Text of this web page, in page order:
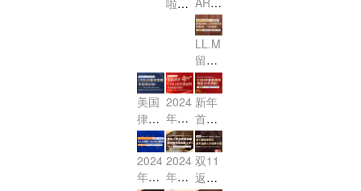
单选
题 公
开课
邀您
参
加！
动！ 开
放！
Fede
ral E
viden
ce联
邦证
据法
第一
讲公
开
可以
持续
多
久？
法：
开
课）
第一
讲
（公
开
课）
啦：
在
即，
Cons
titutio
nal L
aw
（美
国宪
美国
律考
公开
课
之“合
同
法”来
啦！
LL.M
留学
全攻
略：
从选
校到
毕业
及考
BA
美国
律考
USB
AR改
制来
袭，
2024
年龙
年开
工首
播：
龙腾
新年
首
战，
2024
年2
月US
2024
年法
2024
年不
双11
返场